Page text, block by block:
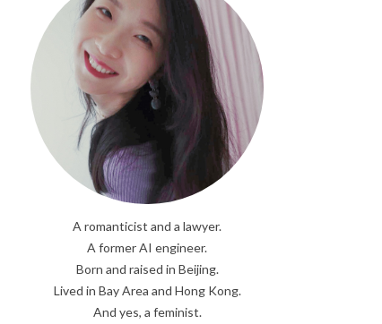
A romanticist and a lawyer.
A former AI engineer.
Born and raised in Beijing.
Lived in Bay Area and Hong Kong.
And yes, a feminist.